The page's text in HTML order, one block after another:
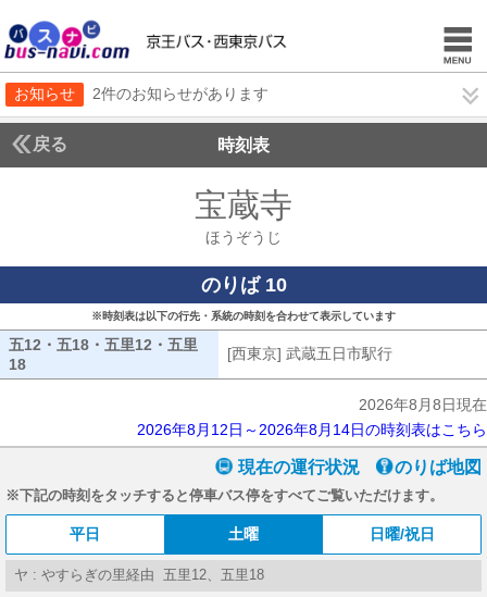
お知らせ 2件のお知らせがあります
戻る 時刻表
宝蔵寺
ほうぞうじ
のりば 10
※時刻表は以下の行先・系統の時刻を合わせて表示しています
五12・五18・五里12・五里
18 五12・五18・五里12・五里18
[西東京] 武蔵五日市駅行
2026年8月8日現在
2026年8月12日～2026年8月14日の時刻表はこちら
現在の運行状況 のりば地図
※下記の時刻をタッチすると停車バス停をすべてご覧いただけます。
平日 土曜 日曜/祝日
ヤ : やすらぎの里経由 五里12、五里18